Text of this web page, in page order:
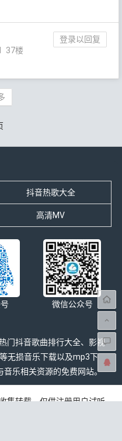
登录以回复
37楼
抖音热歌大全
高清MV
微信公众号
门抖音歌曲排行大全、影视
无损音乐下载以及mp3下
音乐相关资源的免费网站。
集转载，仅供注册用户试听